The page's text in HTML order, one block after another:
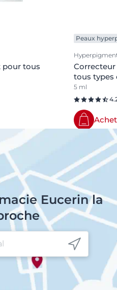
pour tous
Peaux
tous types
5 ml
Eucerin la